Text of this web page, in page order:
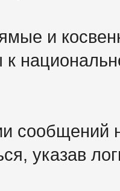
и
к
сообщений
указав